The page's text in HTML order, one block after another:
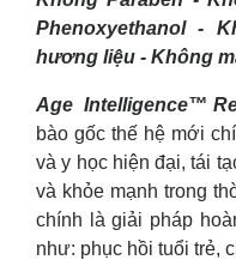
Phenoxyethanol -
hương liệu - Không
Age Intelligence™
bào gốc thế hệ mới
và y học hiện đại, tái
và khỏe mạnh trong
chính là giải pháp
như: phục hồi tuổi trẻ,